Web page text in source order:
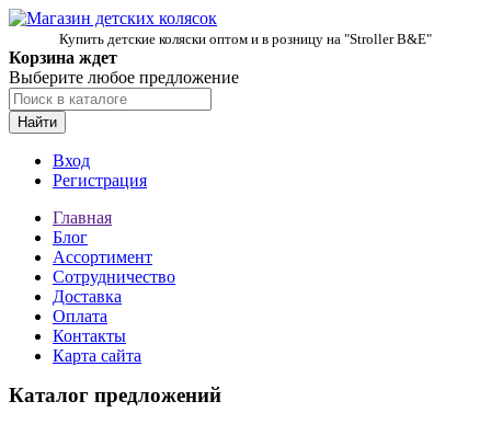
Купить детские коляски оптом и в розницу на "Stroller B&E"
Корзина ждет
Выберите любое предложение
Найти
Вход
Регистрация
Главная
Блог
Ассортимент
Сотрудничество
Доставка
Оплата
Контакты
Карта сайта
Каталог предложений